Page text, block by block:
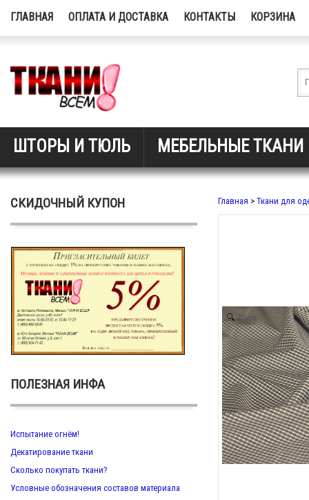
ГЛАВНАЯ ОПЛАТА И ДОСТАВКА КОНТАКТЫ КОРЗИНА
ШТОРЫ И ТЮЛЬ МЕБЕЛЬНЫЕ ТКАНИ
СКИДОЧНЫЙ КУПОН
ПОЛЕЗНАЯ ИНФА
Испытание огнём!
Декатирование ткани
Сколько покупать ткани?
Условные обозначения составов материала
Главная > Ткани для
Zoom